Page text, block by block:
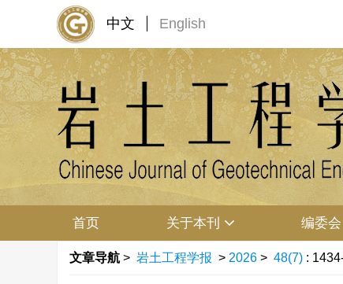
中文 English
首页 关于本刊 编委会
文章导航 > 岩土工程学报 > 2026 > 48(7) :